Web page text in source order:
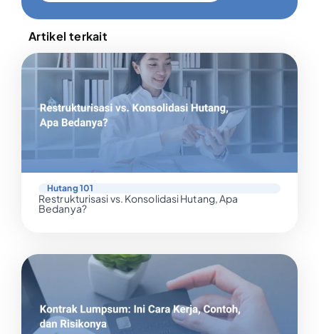
Artikel terkait
Hutang 101
Restrukturisasi vs. Konsolidasi Hutang, Apa
Bedanya?